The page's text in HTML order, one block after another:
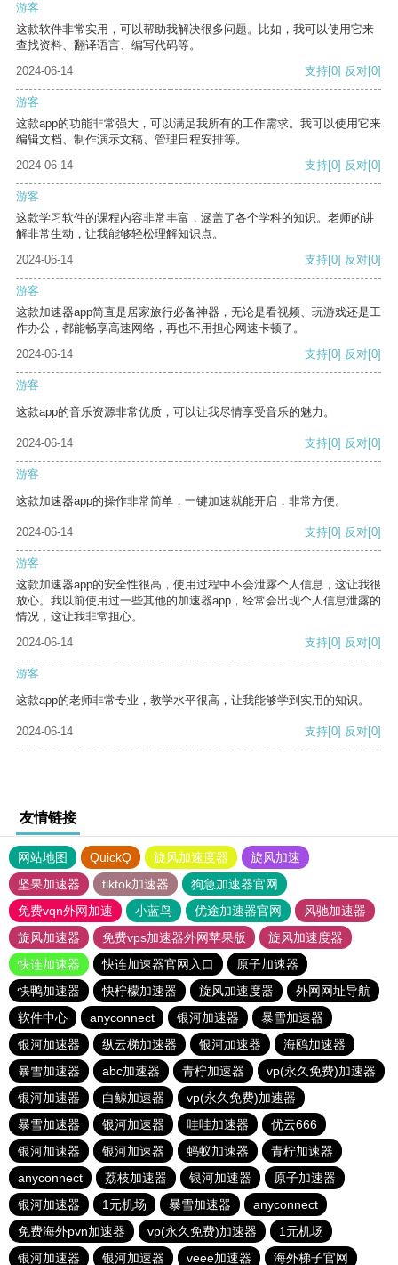
游客
这款软件非常实用，可以帮助我解决很多问题。比如，我可以使用它来
查找资料、翻译语言、编写代码等。
2024-06-14
支持[0] 反对[0]
游客
这款app的功能非常强大，可以满足我所有的工作需求。我可以使用它来
编辑文档、制作演示文稿、管理日程安排等。
2024-06-14
支持[0] 反对[0]
游客
这款学习软件的课程内容非常丰富，涵盖了各个学科的知识。老师的讲
解非常生动，让我能够轻松理解知识点。
2024-06-14
支持[0] 反对[0]
游客
这款加速器app简直是居家旅行必备神器，无论是看视频、玩游戏还是工
作办公，都能畅享高速网络，再也不用担心网速卡顿了。
2024-06-14
支持[0] 反对[0]
游客
这款app的音乐资源非常优质，可以让我尽情享受音乐的魅力。
2024-06-14 支持[0] 反对[0]
游客
这款加速器app的操作非常简单，一键加速就能开启，非常方便。
2024-06-14 支持[0] 反对[0]
游客
这款加速器app的安全性很高，使用过程中不会泄露个人信息，这让我很
放心。我以前使用过一些其他的加速器app，经常会出现个人信息泄露的
情况，这让我非常担心。
2024-06-14
支持[0] 反对[0]
游客
这款app的老师非常专业，教学水平很高，让我能够学到实用的知识。
2024-06-14 支持[0] 反对[0]
友情链接
网站地图 QuickQ 旋风加速度器
旋风加速
坚果加速器
tiktok加速器
狗急加速器官网
免费vqn外网加速
小蓝鸟 优途加速器官网
风驰加速器
旋风加速器
免费vps加速器外网苹果版
旋风加速度器
快连加速器
快连加速器官网入口
原子加速器
快鸭加速器
快柠檬加速器 旋风加速度器
外网网址导航
软件中心
anyconnect 银河加速器
暴雪加速器
银河加速器
纵云梯加速器 银河加速器
海鸥加速器
暴雪加速器
abc加速器 青柠加速器
vp(永久免费)加速器
银河加速器
白鲸加速器
vp(永久免费)加速器
暴雪加速器
银河加速器 哇哇加速器
优云666
银河加速器
银河加速器 蚂蚁加速器
青柠加速器
anyconnect
荔枝加速器 银河加速器
原子加速器
银河加速器
1元机场 暴雪加速器
anyconnect
免费海外pvn加速器
vp(永久免费)加速器
1元机场
银河加速器
银河加速器 veee加速器 海外梯子官网